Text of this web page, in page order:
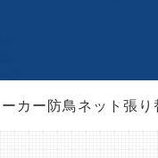
カー防鳥ネット張